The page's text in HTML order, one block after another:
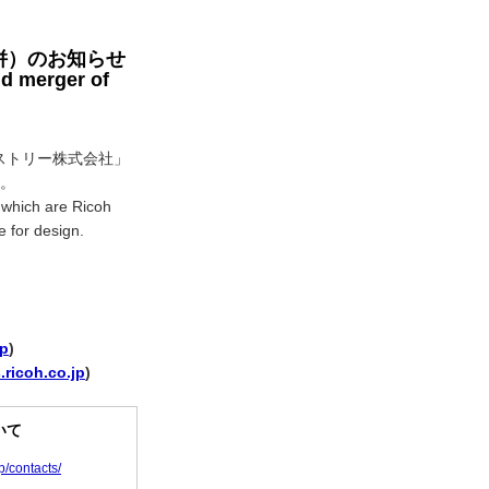
のお知らせ
merger of
リー株式会社」
are Ricoh
for design.
)
)
て
contacts/